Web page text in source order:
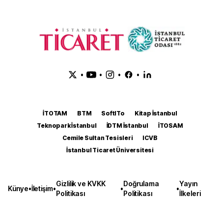
• • • •
İTOTAM BTM SoftITo
Kitap İstanbul
Teknopark İstanbul
İDTM İstanbul
İTOSAM
Cemile Sultan Tesisleri
ICVB
İstanbul Ticaret Üniversitesi
Künye•İletişim•
Gizlilik ve KVKK
Politikası
•
Doğrulama
Politikası
•
Yayın
İlkeleri